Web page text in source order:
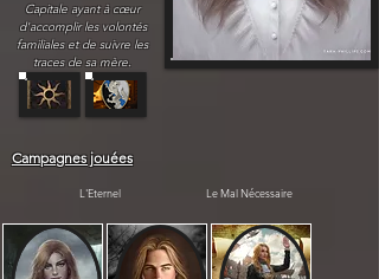
Capitale ayant à cœur
d'accomplir les volontés
familiales et de suivre les
traces de sa mère.
Campagnes jouées
L'Eternel Le Mal Nécessaire